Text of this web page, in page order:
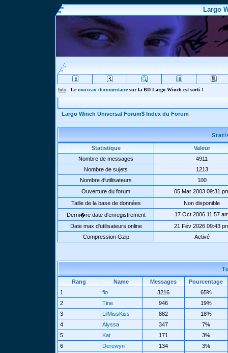
Largo
Info : Lenouveau documentairesur la BD Largo Winch est sorti !
Largo Winch Universal Forum$ Index du Forum
Statistique
Valeur
Nombre de messages
4911
Nombre de sujets
1213
Nombre d'utilisateurs
100
Ouverture du forum
05 Mar 2003 09:31
Taille de la base de données
Non disponible
Derni�re date d'enregistrement
17 Oct 2006 11:57
Date max d'utilisateurs online
21 Fév 2026 09:43
Compression Gzip
Activé
Rang Name Messages
Pourcentage
1
fio 3216
65%
2
Tine 946
19%
3
LilMissKiss 882
18%
4
Alyssa 347
7%
5
Kat 171
3%
6
Derewyn 134
3%